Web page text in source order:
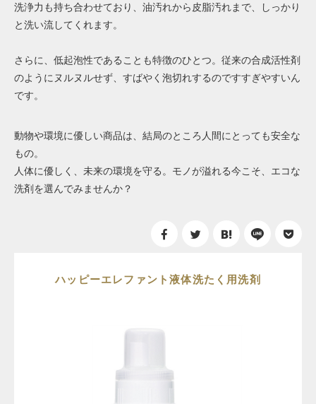
洗浄力も持ち合わせており、油汚れから皮脂汚れまで、しっかり
と洗い流してくれます。
さらに、低起泡性であることも特徴のひとつ。従来の合成活性剤
のようにヌルヌルせず、すばやく泡切れするのですすぎやすいん
です。
動物や環境に優しい商品は、結局のところ人間にとっても安全な
もの。
人体に優しく、未来の環境を守る。モノが溢れる今こそ、エコな
洗剤を選んでみませんか？
ハッピーエレファント液体洗たく用洗剤